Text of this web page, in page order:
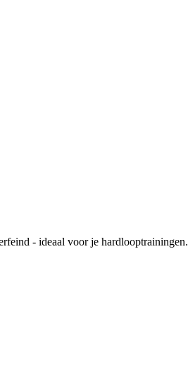
- ideaal voor je hardlooptrainingen.